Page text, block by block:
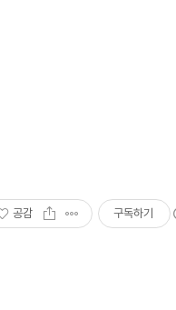
공감 구독하기